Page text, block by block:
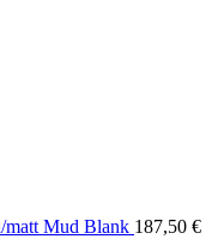
matt Mud Blank 187,50 €